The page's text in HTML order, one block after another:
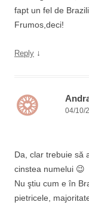
fapt un fel de
Frumos,deci!
Reply ↓
04/10/
Da, clar trebuie să
cinstea numelui 😉
Nu ştiu cum e în
pietricele,